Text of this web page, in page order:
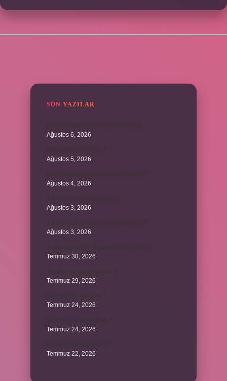
SON YAZILAR
Ağustos 6, 2026
Ağustos 5, 2026
Ağustos 4, 2026
Ağustos 3, 2026
Ağustos 3, 2026
Temmuz 30, 2026
Temmuz 29, 2026
Temmuz 24, 2026
Temmuz 24, 2026
Temmuz 22, 2026